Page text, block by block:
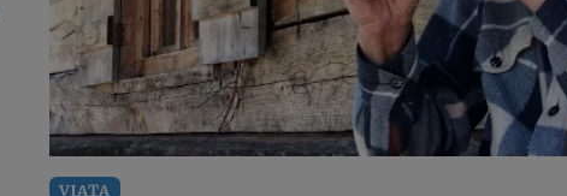
VIAȚA